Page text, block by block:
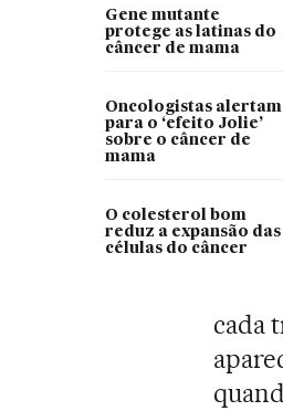
Gene mutante
protege as latinas do
câncer de mama
Oncologistas alertam
para o ‘efeito Jolie’
sobre o câncer de
mama
O colesterol bom
reduz a expansão das
células do câncer
cada